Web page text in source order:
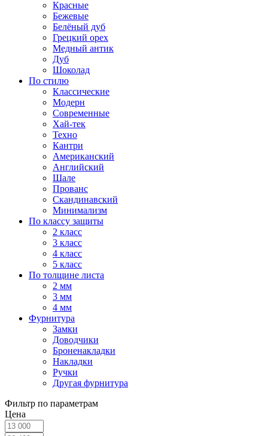
Красные
Бежевые
Белёный дуб
Грецкий орех
Медный антик
Дуб
Шоколад
По стилю
Классические
Модерн
Современные
Хай-тек
Техно
Кантри
Американский
Английский
Шале
Прованс
Скандинавский
Минимализм
По классу защиты
2 класс
3 класс
4 класс
5 класс
По толщине листа
2 мм
3 мм
4 мм
Фурнитура
Замки
Доводчики
Броненакладки
Накладки
Ручки
Другая фурнитура
Фильтр по параметрам
Цена